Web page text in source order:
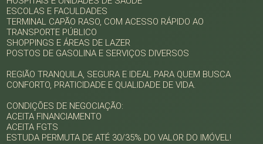
ESCOLAS E FACULDADES
TERMINAL CAPÃO RASO, COM ACESSO RÁPIDO AO
TRANSPORTE PÚBLICO
SHOPPINGS E ÁREAS DE LAZER
POSTOS DE GASOLINA E SERVIÇOS DIVERSOS
REGIÃO TRANQUILA, SEGURA E IDEAL PARA QUEM BUSCA
CONFORTO, PRATICIDADE E QUALIDADE DE VIDA.
CONDIÇÕES DE NEGOCIAÇÃO:
ACEITA FINANCIAMENTO
ACEITA FGTS
ESTUDA PERMUTA DE ATÉ 30/35% DO VALOR DO IMÓVEL!